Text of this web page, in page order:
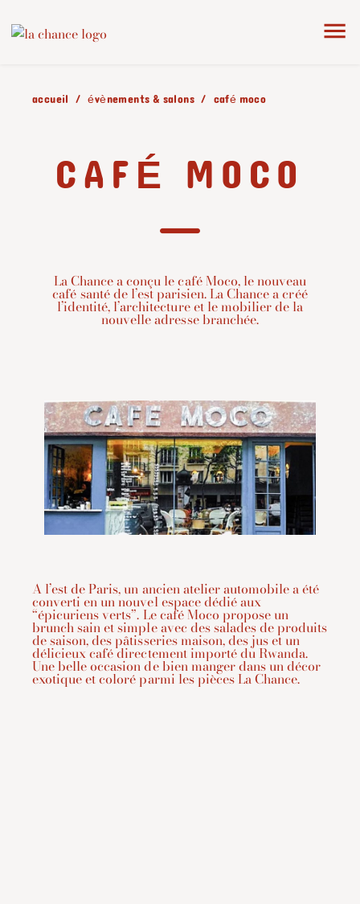
accueil évènements & salons café moco
CAFÉ MOCO
La Chance a conçu le café Moco, le nouveau
café santé de l’est parisien. La Chance a créé
l’identité, l’architecture et le mobilier de la
nouvelle adresse branchée.
A l’est de Paris, un ancien atelier automobile a été
converti en un nouvel espace dédié aux
“épicuriens verts”. Le café Moco propose un
brunch sain et simple avec des salades de produits
de saison, des pâtisseries maison, des jus et un
délicieux café directement importé du Rwanda.
Une belle occasion de bien manger dans un décor
exotique et coloré parmi les pièces La Chance.